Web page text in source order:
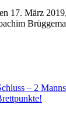
17. März
– 2